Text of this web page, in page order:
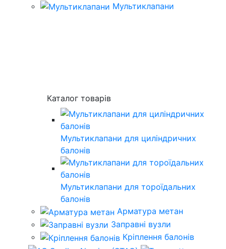
Мультиклапани
Каталог товарів
Мультиклапани для циліндричних
балонів
Мультиклапани для тороїдальних
балонів
Арматура метан
Заправні вузли
Кріплення балонів